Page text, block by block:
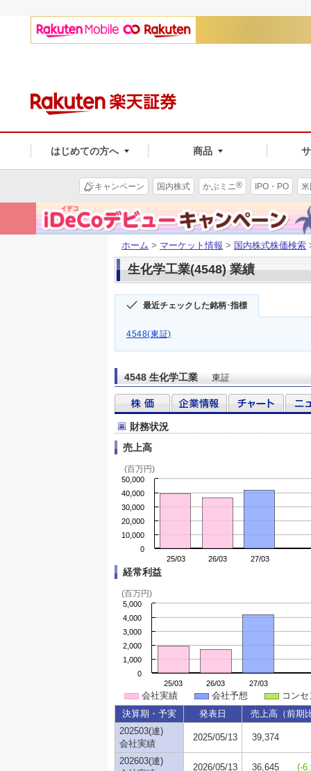
はじめての方へ 商品
キャンペーン 国内株式 かぶミニ® IPO・PO
ホーム > マーケット情報 > 国内株式株価検索
生化学工業(4548) 業績
最近チェックした銘柄･指標
4548(東証)
4548 生化学工業 東証